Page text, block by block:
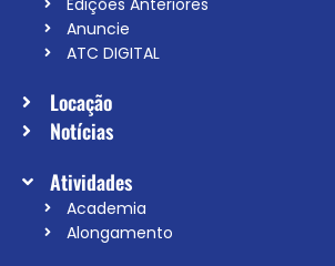
Anuncie
ATC DIGITAL
Locação
Notícias
Atividades
Academia
Alongamento